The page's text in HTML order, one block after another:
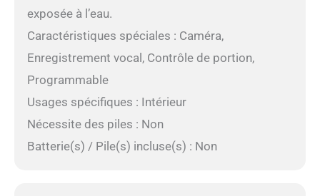
exposée à l’eau.
Caractéristiques spéciales : Caméra,
Enregistrement vocal, Contrôle de portion,
Programmable
Usages spécifiques : Intérieur
Nécessite des piles : Non
Batterie(s) / Pile(s) incluse(s) : Non